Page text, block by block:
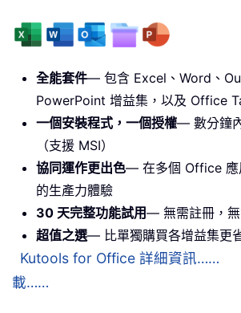
全能套件— 包含 Excel、Word、
PowerPoint 增益集，以及 Office
一個安裝程式，一個授權— 數分鐘
（支援 MSI）
協同運作更出色— 在多個 Office 應
的生產力體驗
30 天完整功能試用— 無需註冊，
超值之選— 比單獨購買各增益集更
Kutools for Office 詳細資訊……
載……